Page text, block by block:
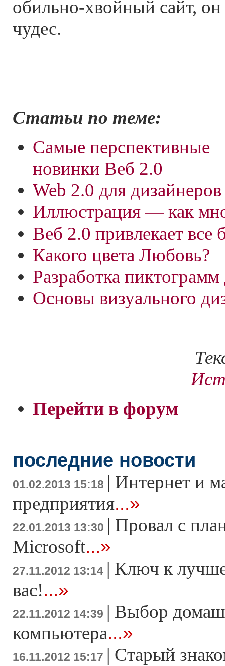
обильно-хвойный сайт, он
чудес.
Статьи по теме:
Самые перспективные
новинки Веб 2.0
Web 2.0 для дизайнеров
Иллюстрация — как
Веб 2.0 привлекает
Какого цвета Любовь?
Разработка пиктограмм
Основы визуального
Перейти в форум
последние новости
01.02.2013 15:18 | Интернет и
предприятия...»
22.01.2013 13:30 | Провал с
Microsoft...»
27.11.2012 13:14 | Ключ к
вас!...»
22.11.2012 14:39 | Выбор
компьютера...»
16.11.2012 15:17 | Старый